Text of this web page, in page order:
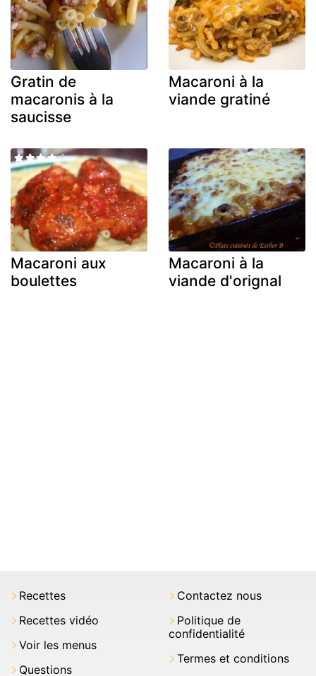
Gratin de
macaronis à la
saucisse
Macaroni à la
viande gratiné
Macaroni aux
boulettes
Macaroni à la
viande d'orignal
Recettes
Recettes vidéo
Voir les menus
Questions
Contactez nous
Politique de
confidentialité
Termes et conditions